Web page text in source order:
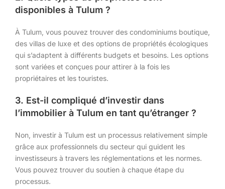
disponibles à Tulum ?
À Tulum, vous pouvez trouver des condominiums boutique,
des villas de luxe et des options de propriétés écologiques
qui s’adaptent à différents budgets et besoins. Les options
sont variées et conçues pour attirer à la fois les
propriétaires et les touristes.
3. Est-il compliqué d’investir dans
l’immobilier à Tulum en tant qu’étranger ?
Non, investir à Tulum est un processus relativement simple
grâce aux professionnels du secteur qui guident les
investisseurs à travers les réglementations et les normes.
Vous pouvez trouver du soutien à chaque étape du
processus.